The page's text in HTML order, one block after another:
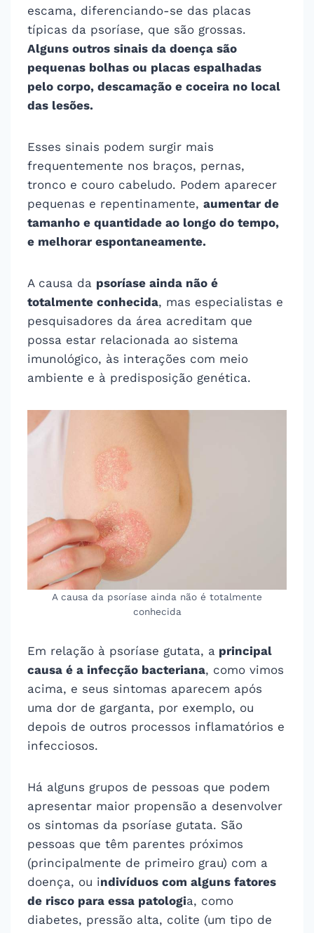
escama, diferenciando-se das placas
típicas da psoríase, que são grossas.
Alguns outros sinais da doença são
pequenas bolhas ou placas espalhadas
pelo corpo, descamação e coceira no local
das lesões.
Esses sinais podem surgir mais
frequentemente nos braços, pernas,
tronco e couro cabeludo. Podem aparecer
pequenas e repentinamente, aumentar de
tamanho e quantidade ao longo do tempo,
e melhorar espontaneamente.
A causa da psoríase ainda não é
totalmente conhecida, mas especialistas e
pesquisadores da área acreditam que
possa estar relacionada ao sistema
imunológico, às interações com meio
ambiente e à predisposição genética.
A causa da psoríase ainda não é totalmente
conhecida
Em relação à psoríase gutata, aprincipal
causa é a infecção bacteriana, como vimos
acima, e seus sintomas aparecem após
uma dor de garganta, por exemplo, ou
depois de outros processos inflamatórios e
infecciosos.
Há alguns grupos de pessoas que podem
apresentar maior propensão a desenvolver
os sintomas da psoríase gutata. São
pessoas que têm parentes próximos
(principalmente de primeiro grau) com a
doença, ou indivíduos com alguns fatores
de risco para essa patologia, como
diabetes, pressão alta, colite (um tipo de